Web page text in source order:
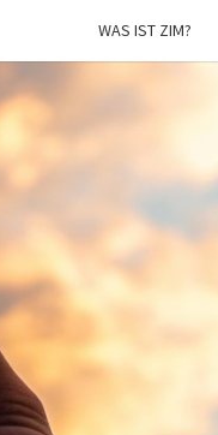
WAS IST ZIM?
ZIM